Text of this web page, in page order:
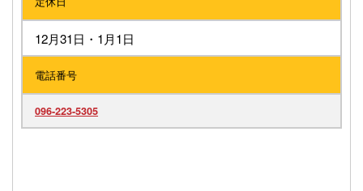
12月31日・1月1日
電話番号
096-223-5305